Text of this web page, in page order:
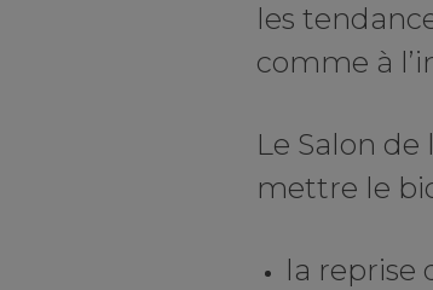
les
comme à
Le Salon de
mettre le
la reprise